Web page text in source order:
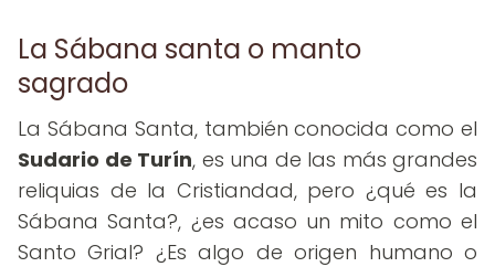
La Sábana santa o manto
sagrado
La Sábana Santa, también conocida como el
Sudario de Turín, es una de las más grandes
reliquias de la Cristiandad, pero ¿qué es la
Sábana Santa?, ¿es acaso un mito como el
Santo Grial? ¿Es algo de origen humano o